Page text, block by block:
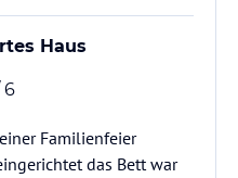
Haus
6
Familienfeier
das Bett war